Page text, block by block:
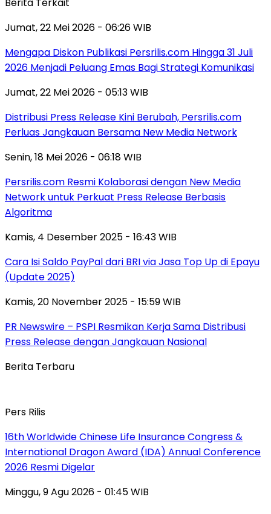
Jumat, 22 Mei 2026 - 06:26 WIB
Mengapa Diskon Publikasi Persrilis.com Hingga 31 Juli
2026 Menjadi Peluang Emas Bagi Strategi Komunikasi
Jumat, 22 Mei 2026 - 05:13 WIB
Distribusi Press Release Kini Berubah, Persrilis.com
Perluas Jangkauan Bersama New Media Network
Senin, 18 Mei 2026 - 06:18 WIB
Persrilis.com Resmi Kolaborasi dengan New Media
Network untuk Perkuat Press Release Berbasis
Algoritma
Kamis, 4 Desember 2025 - 16:43 WIB
Cara Isi Saldo PayPal dari BRI via Jasa Top Up di Epayu
(Update 2025)
Kamis, 20 November 2025 - 15:59 WIB
PR Newswire – PSPI Resmikan Kerja Sama Distribusi
Press Release dengan Jangkauan Nasional
Berita Terbaru
Pers Rilis
16th Worldwide Chinese Life Insurance Congress &
International Dragon Award (IDA) Annual Conference
2026 Resmi Digelar
Minggu, 9 Agu 2026 - 01:45 WIB